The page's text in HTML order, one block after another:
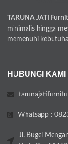
TARUNA JATI
minimalis hingga
memenuhi
HUBUNGI KAMI
Whatsapp :
Jl. Bugel